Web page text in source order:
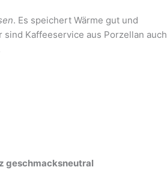
. Es speichert Wärme gut und
Kaffeeservice aus Porzellan auch
geschmacksneutral